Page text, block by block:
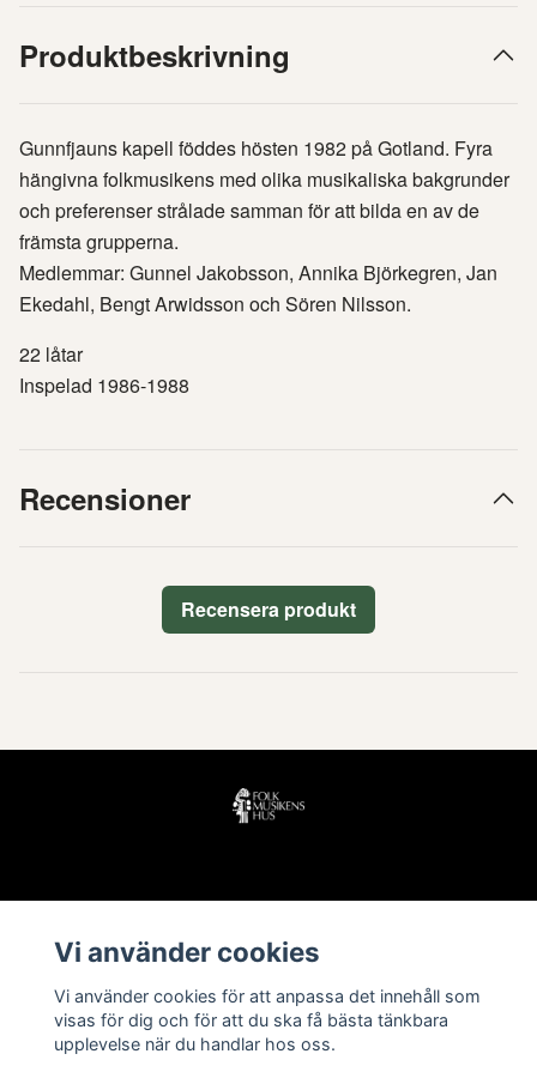
Produktbeskrivning
Gunnfjauns kapell föddes hösten 1982 på Gotland. Fyra
hängivna folkmusikens med olika musikaliska bakgrunder
och preferenser strålade samman för att bilda en av de
främsta grupperna.
Medlemmar: Gunnel Jakobsson, Annika Björkegren, Jan
Ekedahl, Bengt Arwidsson och Sören Nilsson.
22 låtar
Inspelad 1986-1988
Recensioner
Recensera produkt
Kontakt
Vi använder cookies
Vi använder cookies för att anpassa det innehåll som
visas för dig och för att du ska få bästa tänkbara
upplevelse när du handlar hos oss.